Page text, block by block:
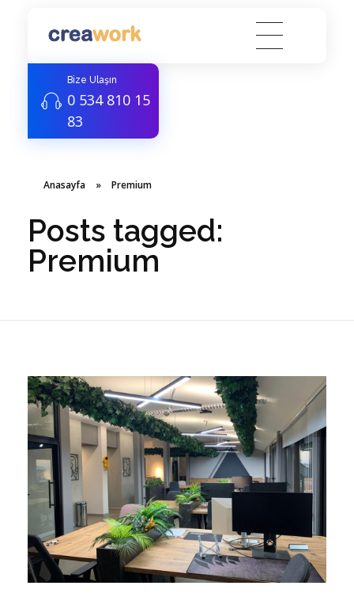
Creawork Antalya Coworking - Hazır ofis, Sanal Ofis
Bize Ulaşın
0 534 810 15
83
Anasayfa » Premium
Posts tagged:
Premium